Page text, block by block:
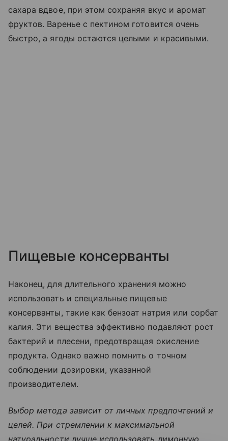
сахара вдвое, при этом сохраняя вкус и аромат
фруктов. Варенье с пектином готовится очень
быстро, а ягоды остаются целыми и красивыми.
Пищевые консерванты
Наконец, для длительного хранения можно
использовать и специальные пищевые
консерванты, такие как бензоат натрия или сорбат
калия. Эти вещества эффективно подавляют рост
бактерий и плесени, предотвращая окисление
продукта. Однако важно помнить о точном
соблюдении дозировки, указанной
производителем.
Выбор метода зависит от личных предпочтений и
целей. При стремлении к максимальной
натуральности лучше использовать лимонную